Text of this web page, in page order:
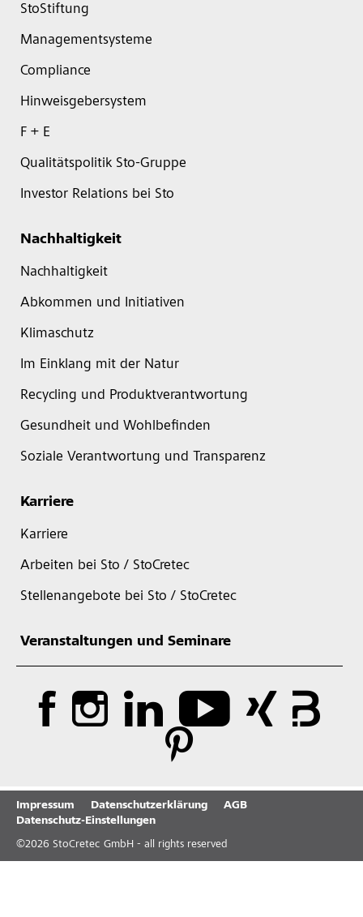
StoStiftung
Managementsysteme
Compliance
Hinweisgebersystem
F + E
Qualitätspolitik Sto-Gruppe
Investor Relations bei Sto
Nachhaltigkeit
Nachhaltigkeit
Abkommen und Initiativen
Klimaschutz
Im Einklang mit der Natur
Recycling und Produktverantwortung
Gesundheit und Wohlbefinden
Soziale Verantwortung und Transparenz
Karriere
Karriere
Arbeiten bei Sto / StoCretec
Stellenangebote bei Sto / StoCretec
Veranstaltungen und Seminare
Impressum Datenschutzerklärung
AGB
Datenschutz-Einstellungen
©2026 StoCretec GmbH - all rights reserved